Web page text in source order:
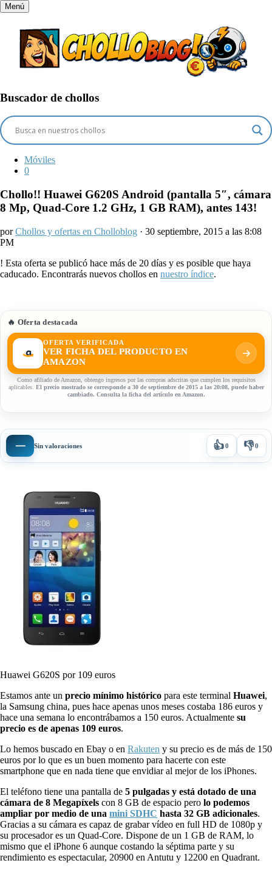
Menú
Buscador de chollos
Móviles
0
Chollo!! Huawei G620S Android (pantalla 5″, cámara
8 Mp, Quad-Core 1.2 GHz, 1 GB RAM), antes 143!
porChollos y ofertas en Cholloblog · 30 septiembre, 2015 a las 8:08
PM
! Esta oferta se publicó hace más de 20 días y es posible que haya
caducado. Encontrarás nuevos chollos en nuestro índice.
🔥 Oferta destacada
OFERTA VERIFICADA
VER FICHA DEL PRODUCTO EN
AMAZON
Como afiliado de Amazon, obtengo ingresos por las compras adscritas que cumplen los requisitos
aplicables. El precio mostrado se corresponde a 30 de septiembre de 2015 a las 20:08, puede haber
cambiado. Consulta la ficha del artículo en Amazon.
— Sin valoraciones 👍0 👎0
Huawei G620S por 109 euros
Estamos ante un precio mínimo histórico para este terminal Huawei,
la Samsung china, pues hace apenas unos meses costaba 186 euros y
hace una semana lo encontrábamos a 150 euros. Actualmente su
precio es de apenas 109 euros.
Lo hemos buscado en Ebay o en Rakuten y su precio es de más de 150
euros por lo que es un buen momento para hacerte con este
smartphone que en nada tiene que envidiar al mejor de los iPhones.
El teléfono tiene una pantalla de 5 pulgadas y está dotado de una
cámara de 8 Megapíxels con 8 GB de espacio pero lo podemos
ampliar por medio de una mini SDHC hasta 32 GB adicionales.
Gracias a su cámara es capaz de grabar vídeo en full HD de 1080p y
su procesador es un Quad-Core. Dispone de un 1 GB de RAM, lo
mismo que el iPhone 6 aunque costando la séptima parte y su
rendimiento es espectacular, 20900 en Antutu y 12200 en Quadrant.